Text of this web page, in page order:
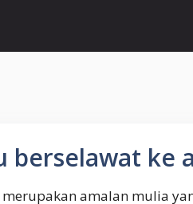
berselawat ke
merupakan amalan mulia